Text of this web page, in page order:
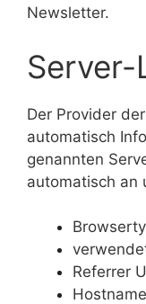
Newsletter.
Server-
Der Provider
automatisch
genannten
automatisch an
Referrer